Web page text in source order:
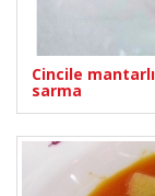
Cincile
sarma